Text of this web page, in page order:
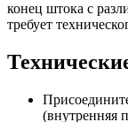
конец штока с
требует
(внутренняя